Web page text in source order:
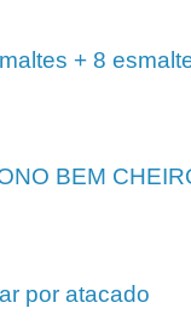
+ 8
BEM
por atacado